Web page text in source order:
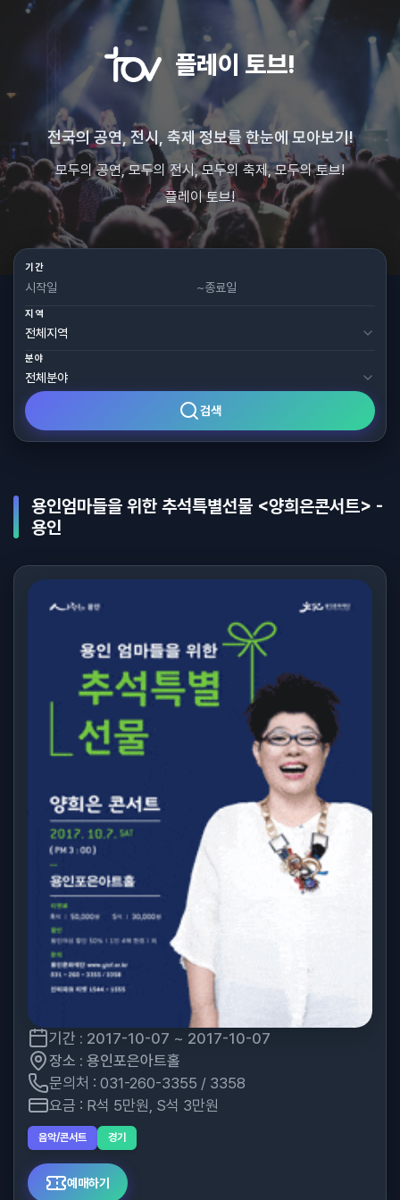
플레이 토브!
전국의 공연, 전시, 축제 정보를 한눈에 모아보기!
모두의 공연, 모두의 전시, 모두의 축제, 모두의 토브!
플레이 토브!
기간
~
지역
분야
검색
용인엄마들을 위한 추석특별선물 <양희은콘서트> -
용인
기간 : 2017-10-07 ~ 2017-10-07
장소 : 용인포은아트홀
문의처 : 031-260-3355 / 3358
요금 : R석 5만원, S석 3만원
음악/콘서트 경기
예매하기